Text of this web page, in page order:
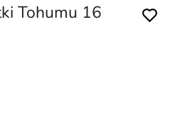
Tohumu 16